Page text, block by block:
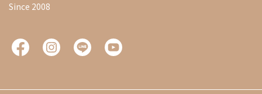
Since 2008